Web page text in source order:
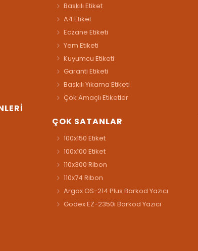
Baskılı Etiket
A4 Etiket
Eczane Etiketi
Yem Etiketi
Kuyumcu Etiketi
Garanti Etiketi
Baskılı Yıkama Etiketi
Çok Amaçlı Etiketler
ÇOK SATANLAR
100x150 Etiket
100x100 Etiket
110x300 Ribon
110x74 Ribon
Argox OS-214 Plus Barkod Yazıcı
Godex EZ-2350i Barkod Yazıcı